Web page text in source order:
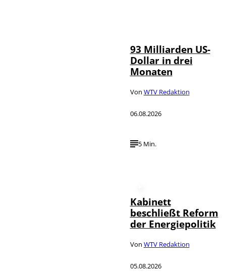
93 Milliarden US-
Dollar in drei
Monaten
Von WTV Redaktion
06.08.2026
5 Min.
Kabinett
beschließt Reform
der Energiepolitik
Von WTV Redaktion
05.08.2026